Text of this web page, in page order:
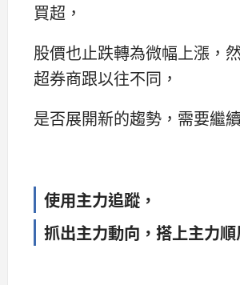
買超，
股價也止跌轉為微幅上漲，
超券商跟以往不同，
是否展開新的趨勢，需要繼
使用主力追蹤，
抓出主力動向，搭上主力順